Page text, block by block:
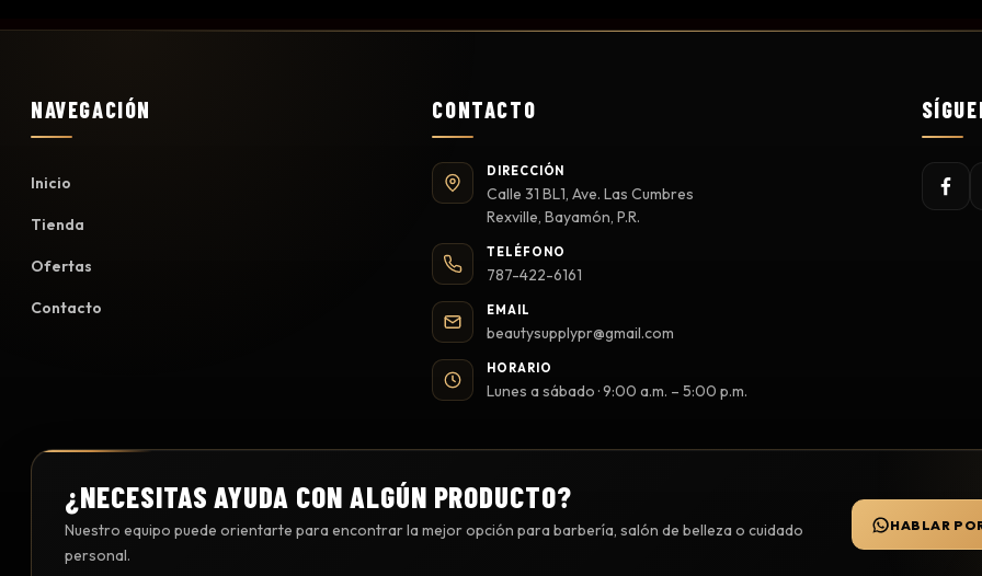
NAVEGACIÓN
Inicio
Tienda
Ofertas
Contacto
CONTACTO
DIRECCIÓN
Calle 31 BL1, Ave. Las Cumbres
Rexville, Bayamón, P.R.
TELÉFONO
787-422-6161
EMAIL
beautysupplypr@gmail.com
HORARIO
Lunes a sábado · 9:00 a.m. – 5:00 p.m.
¿NECESITAS AYUDA CON ALGÚN PRODUCTO?
Nuestro equipo puede orientarte para encontrar la mejor opción para barbería, salón de belleza o cuidado
personal.
HABLAR